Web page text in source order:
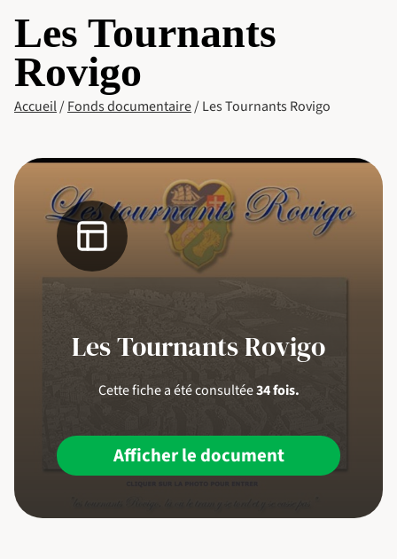
Les Tournants
Rovigo
Accueil/Fonds documentaire/Les Tournants Rovigo
Les Tournants Rovigo
Cette fiche a été consultée34 fois.
Afficher le document